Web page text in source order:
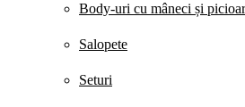
Body-uri cu mâneci și
Salopete
Seturi